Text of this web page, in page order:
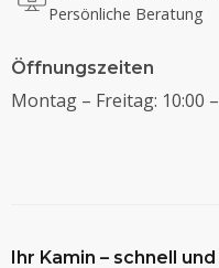
Persönliche Beratung
Öffnungszeiten
Montag – Freitag: 10:00
Ihr Kamin – schnell